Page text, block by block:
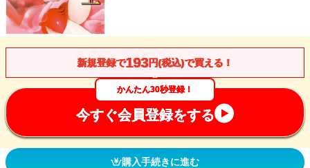
新規登録で193円(税込)で買える！
かんたん30秒登録！
今すぐ会員登録をする
購入手続きに進む